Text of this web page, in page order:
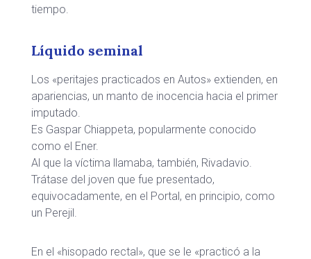
tiempo.
Líquido seminal
Los «peritajes practicados en Autos» extienden, en
apariencias, un manto de inocencia hacia el primer
imputado.
Es Gaspar Chiappeta, popularmente conocido
como el Ener.
Al que la víctima llamaba, también, Rivadavio.
Trátase del joven que fue presentado,
equivocadamente, en el Portal, en principio, como
un Perejil.
En el «hisopado rectal», que se le «practicó a la